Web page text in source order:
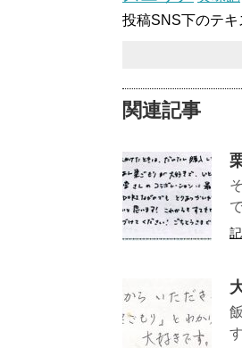
投稿SNS下のテキ
関連記事